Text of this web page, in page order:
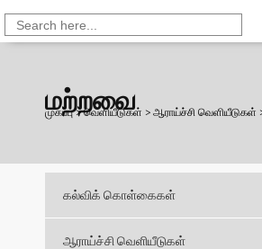
Search
for:
மற்றவை
முகப்பு>வெளியீடுகள் > ஆராய்ச்சி வெளியீடுகள்
கல்விக் கொள்கைகள்
ஆராய்ச்சி வெளியீடுகள்